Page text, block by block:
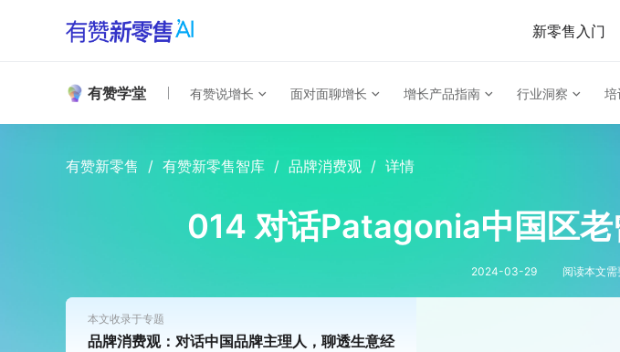
新零售入门
有赞学堂 有赞说增长 面对面聊增长 增长产品指南 行业洞察 培
有赞新零售 / 有赞新零售智库 / 品牌消费观 / 详情
014 对话Patagonia中国区
2024-03-29 阅读本文需
本文收录于专题
品牌消费观：对话中国品牌主理人，聊透生意经